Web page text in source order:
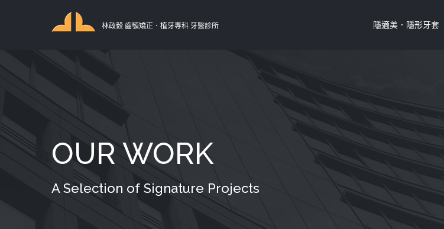
林政毅 齒顎矯正．植牙專科 牙醫診所 隱適美．隱形牙套
OUR WORK
A Selection of Signature Projects